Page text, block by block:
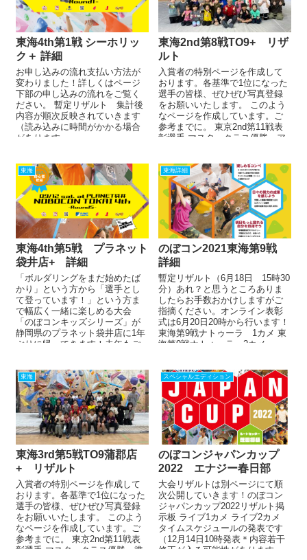
東海4th第1戦 シーホリッ
ク＋ 詳細
お申し込みの流れ支払い方法が
変わりました！詳しくはページ
下部の申し込みの流れをご覧く
ださい。 暫定リザルト 集計後
内容が順次反映されていきます
（読み込みに時間がかかる場合
があります...
東海2nd第8戦TO9+ リザ
ルト
入賞者の特別ページを作成して
おります。各基準で1位になった
選手の皆様、ぜひぜひ写真登録
をお願いいたします。 このよう
なページを作成しています。ご
参考までに。 東京2nd第11戦表
彰選手 マスタークラス優勝、ア
東海
東海4th第5戦 プラネット
袋井店+ 詳細
「ボルダリングをまだ始めたば
かり」という方から「選手とし
て登っています！」という方ま
で幅広く一緒に楽しめる大会
「のぼコンキッズシリーズ」が
静岡県のプラネット袋井店に1年
ぶりに帰ってきます！去年もご
東海詳細
のぼコン2021東海第9戦
詳細
暫定リザルト（6月18日 15時30
分）あれ？と思うところありま
したらお手数おかけしますがご
指摘ください。オンライン表彰
式は6月20日20時から行います！
東海第9戦ナトゥーラ 1カメ 東
海第9戦ナトゥーラ 2カメ ...
東海
東海3rd第5戦TO9蒲郡店
+ リザルト
入賞者の特別ページを作成して
おります。各基準で1位になった
選手の皆様、ぜひぜひ写真登録
をお願いいたします。 このよう
なページを作成しています。ご
参考までに。 東京2nd第11戦表
彰選手 マスタークラス優勝・準
スペシャルエディション
のぼコンジャパンカップ
2022 エナジー春日部
大会リザルトは別ページにて順
次公開していきます！のぼコン
ジャパンカップ2022リザルト掲
示板 ライブ1カメ ライブ2カメ
タイムスケジュールの発表です
（12月14日10時発表＊内容若干
修正が入る可能性があります。